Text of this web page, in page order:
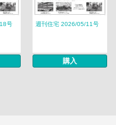
号 週刊住宅 2026/05/11号
購入